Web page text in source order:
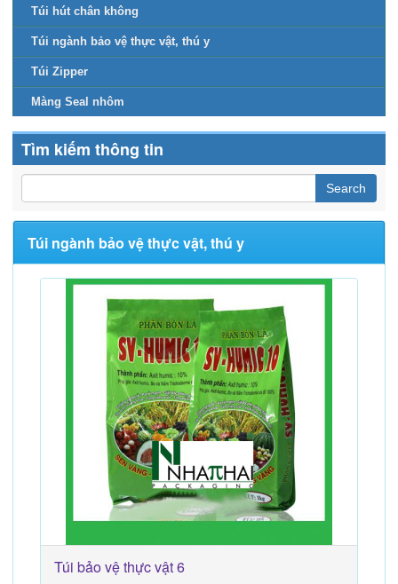
Túi hút chân không
Túi ngành bảo vệ thực vật, thú y
Túi Zipper
Màng Seal nhôm
Tìm kiếm thông tin
Túi ngành bảo vệ thực vật, thú y
Túi bảo vệ thực vật 6